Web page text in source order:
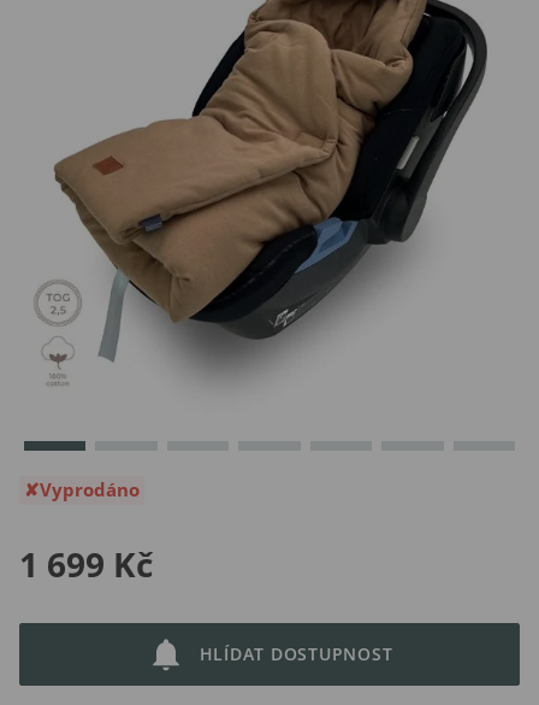
Vyprodáno
1 699 Kč
HLÍDAT DOSTUPNOST